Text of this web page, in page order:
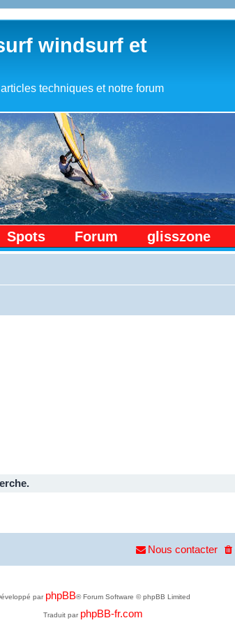
windsurf et
techniques et notre forum
Spots Forum glisszone
Nous contacter
par phpBB® Forum Software © phpBB Limited
Traduit par phpBB-fr.com